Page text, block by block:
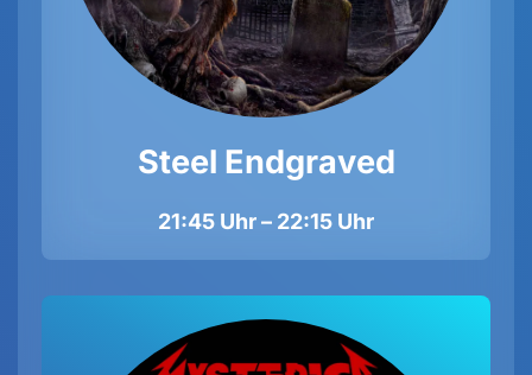
Steel Endgraved
21:45 Uhr – 22:15 Uhr